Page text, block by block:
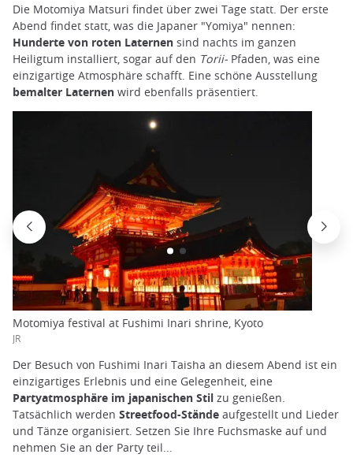
Die Motomiya Matsuri findet über zwei Tage statt. Der erste
Abend findet statt, was die Japaner "Yomiya" nennen:
Hunderte von roten Laternen sind nachts im ganzen
Heiligtum installiert, sogar auf den Torii- Pfaden, was eine
einzigartige Atmosphäre schafft. Eine schöne Ausstellung
bemalter Laternen wird ebenfalls präsentiert.
Motomiya festival at Fushimi Inari shrine, Kyoto
JR
Der Besuch von Fushimi Inari Taisha an diesem Abend ist ein
einzigartiges Erlebnis und eine Gelegenheit, eine
Partyatmosphäre im japanischen Stil zu genießen.
Tatsächlich werden Streetfood-Stände aufgestellt und Lieder
und Tänze organisiert. Setzen Sie Ihre Fuchsmaske auf und
nehmen Sie an der Party teil...